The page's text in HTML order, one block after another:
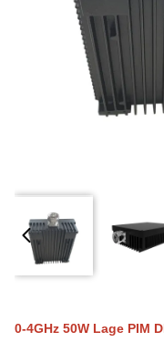
0-4GHz 50W Lage PIM